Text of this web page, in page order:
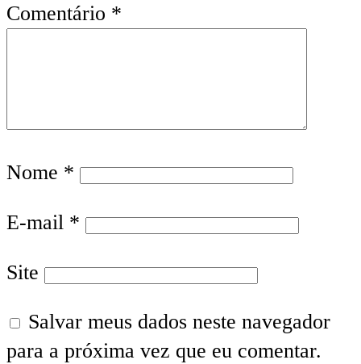
Comentário *
Nome *
E-mail *
Site
Salvar meus dados neste navegador
para a próxima vez que eu comentar.